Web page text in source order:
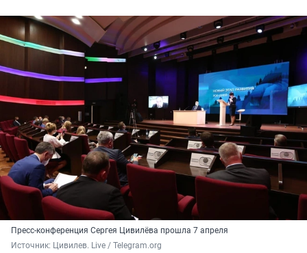
Пресс-конференция Сергея Цивилёва прошла 7 апреля
Источник: Цивилев. Live / Telegram.org